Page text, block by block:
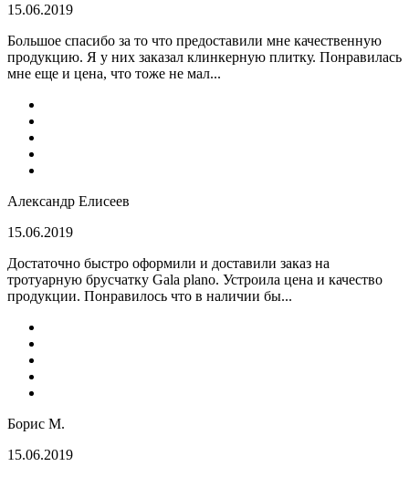
15.06.2019
Большое спасибо за то что предоставили мне качественную
продукцию. Я у них заказал клинкерную плитку. Понравилась
мне еще и цена, что тоже не мал...
Александр Елисеев
15.06.2019
Достаточно быстро оформили и доставили заказ на
тротуарную брусчатку Gala plano. Устроила цена и качество
продукции. Понравилось что в наличии бы...
Борис М.
15.06.2019